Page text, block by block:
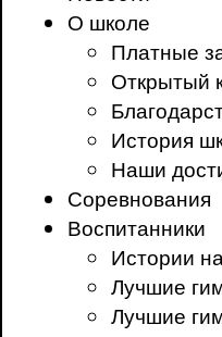
О школе
Платные
Открытый
История
Наши
Соревнования
Воспитанники
Истории
Лучшие
Лучшие